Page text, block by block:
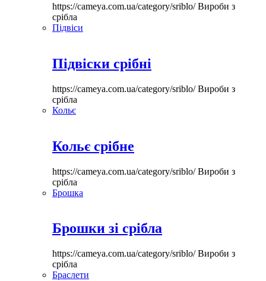
https://cameya.com.ua/category/sriblo/Вироби з
срібла
Підвіси
Підвіски срібні
https://cameya.com.ua/category/sriblo/Вироби з
срібла
Кольє
Кольє срібне
https://cameya.com.ua/category/sriblo/Вироби з
срібла
Брошка
Брошки зі срібла
https://cameya.com.ua/category/sriblo/Вироби з
срібла
Браслети